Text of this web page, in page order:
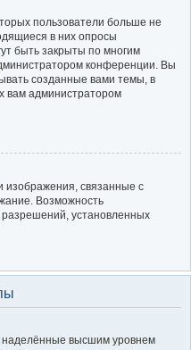
пользователи больше не
в них опросы
быть закрыты по многим
конференции. Вы
созданные вами темы, в
вам администратором
связанные с
Возможность
разрешений, установленных
высшим уровнем